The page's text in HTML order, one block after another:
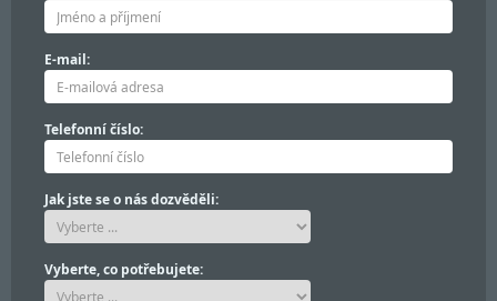
E-mail:
Telefonní číslo:
Jak jste se o nás dozvěděli:
Vyberte, co potřebujete: